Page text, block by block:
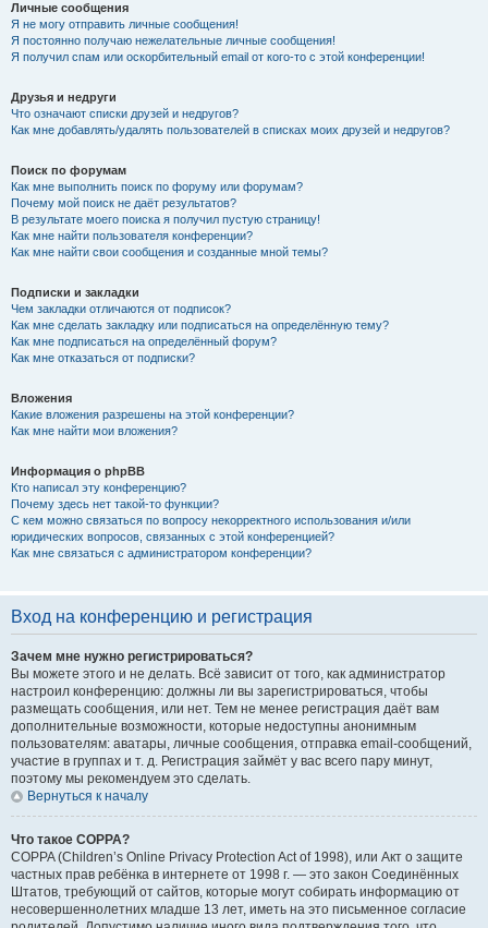
Личные сообщения
Я не могу отправить личные сообщения!
Я постоянно получаю нежелательные личные сообщения!
Я получил спам или оскорбительный email от кого-то с этой конференции!
Друзья и недруги
Что означают списки друзей и недругов?
Как мне добавлять/удалять пользователей в списках моих друзей и недругов?
Поиск по форумам
Как мне выполнить поиск по форуму или форумам?
Почему мой поиск не даёт результатов?
В результате моего поиска я получил пустую страницу!
Как мне найти пользователя конференции?
Как мне найти свои сообщения и созданные мной темы?
Подписки и закладки
Чем закладки отличаются от подписок?
Как мне сделать закладку или подписаться на определённую тему?
Как мне подписаться на определённый форум?
Как мне отказаться от подписки?
Вложения
Какие вложения разрешены на этой конференции?
Как мне найти мои вложения?
Информация о phpBB
Кто написал эту конференцию?
Почему здесь нет такой-то функции?
С кем можно связаться по вопросу некорректного использования и/или
юридических вопросов, связанных с этой конференцией?
Как мне связаться с администратором конференции?
Вход на конференцию и регистрация
Зачем мне нужно регистрироваться?
Вы можете этого и не делать. Всё зависит от того, как администратор
настроил конференцию: должны ли вы зарегистрироваться, чтобы
размещать сообщения, или нет. Тем не менее регистрация даёт вам
дополнительные возможности, которые недоступны анонимным
пользователям: аватары, личные сообщения, отправка email-сообщений,
участие в группах и т. д. Регистрация займёт у вас всего пару минут,
поэтому мы рекомендуем это сделать.
Вернуться к началу
Что такое COPPA?
COPPA (Children’s Online Privacy Protection Act of 1998), или Акт о защите
частных прав ребёнка в интернете от 1998 г. — это закон Соединённых
Штатов, требующий от сайтов, которые могут собирать информацию от
несовершеннолетних младше 13 лет, иметь на это письменное согласие